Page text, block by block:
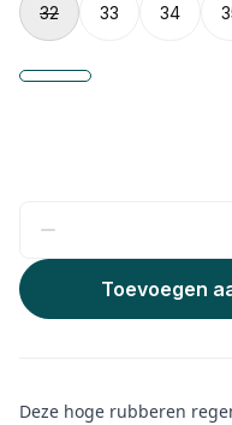
32 33 34
Toevoegen
Deze hoge rubberen